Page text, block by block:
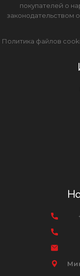
покупателей о
законодательством
Политика файлов